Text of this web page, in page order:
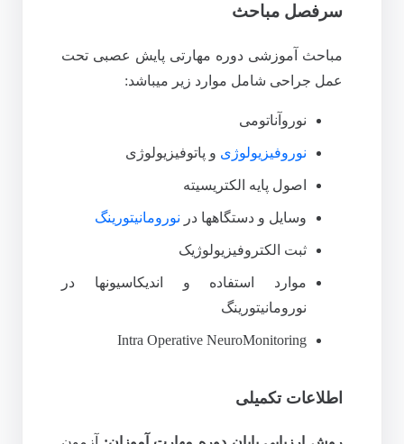
سرفصل مباحث
مباحث آموزشی دوره مهارتی پایش عصبی تحت
عمل جراحی شامل موارد زیر میباشد:
نوروآناتومی
نوروفیزیولوژی و پاتوفیزیولوژی
اصول پایه الکتریسیته
وسایل و دستگاهها در نورومانیتورینگ
ثبت الکتروفیزیولوژیک
موارد استفاده و اندیکاسیونها در
نورومانیتورینگ
Intra Operative NeuroMonitoring
اطلاعات تکمیلی